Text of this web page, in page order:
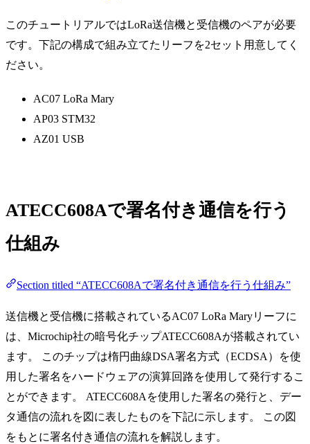
このチュートリアルではLoRa送信機と受信機のペアが必要
です。下記の構成で組み立てたリーフを2セット用意してく
ださい。
AC07 LoRa Mary
AP03 STM32
AZ01 USB
ATECC608Aで署名付き通信を行う
仕組み
Section titled “ATECC608Aで署名付き通信を行う仕組み”
送信機と受信機に搭載されているAC07 LoRa Maryリーフに
は、Microchip社の暗号化チップATECC608Aが搭載されてい
ます。 このチップは楕円曲線DSA署名方式（ECDSA）を使
用した署名をハードウェアの演算回路を使用して発行するこ
とができます。 ATECC608Aを使用した署名の発行と、デー
タ通信の流れを図に表したものを下記に示します。 この図
をもとに署名付き通信の流れを解説します。